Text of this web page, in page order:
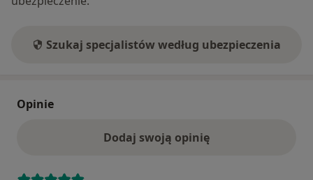
Szukaj specjalistów według ubezpieczenia
Opinie
Dodaj swoją opinię